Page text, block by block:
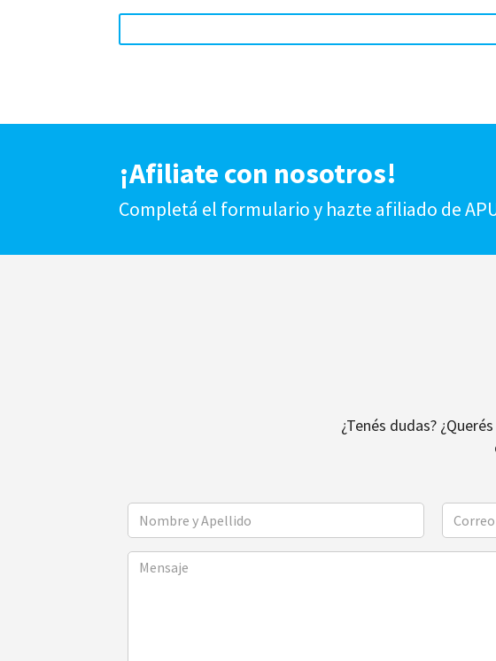
¡Afiliate con nosotros!
Completá el formulario y hazte afiliado de
¿Tenés dudas?